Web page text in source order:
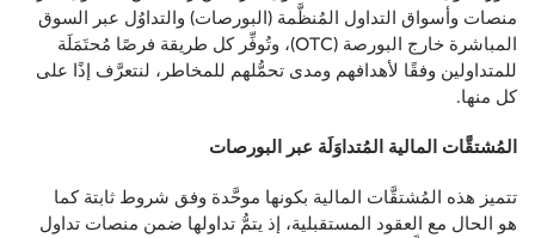
منصات وأسواق التداول المُنظَّمة (البورصات) والتداوُل عبر السوق
المباشرة خارج البورصة (OTC)، وتُوفِّر كل طريقة فرصًا مُحتَمَلَة
للمتداولين وفقًا لأهدافهم ومدى تحمُّلهم للمخاطر، لنتعرَّف إذًا على
كل منها.
المُشتقَّات المالية المُتداوَلَة عبر البورصات
تتميز هذه المُشتقَّات المالية بكونها موحَّدة وفق شروط ثابتة كما
هو الحال مع العقود المستقبلية، إذ يتمُّ تداولها ضمن منصات تداول